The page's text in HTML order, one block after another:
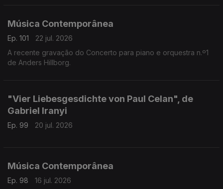
Música Contemporânea
Ep. 101
22 jul. 2026
A recente gravação do Concerto para piano e orquestra n.º1
de Anders Hillborg.
"Vier Liebesgesdichte von Paul Celan", de
Gabriel Iranyi
Ep. 99 20 jul. 2026
Música Contemporânea
Ep. 98
16 jul. 2026